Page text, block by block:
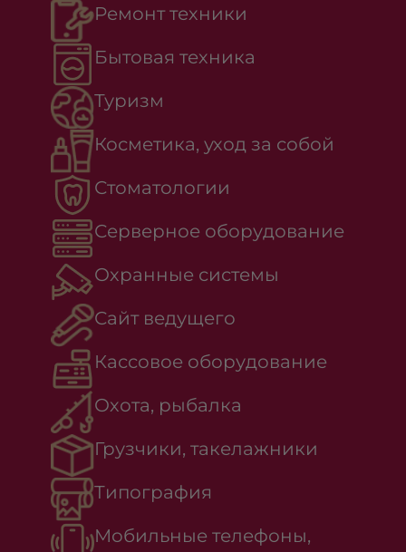
Ремонт техники
Бытовая техника
Туризм
Косметика, уход за собой
Стоматологии
Серверное оборудование
Охранные системы
Сайт ведущего
Кассовое оборудование
Охота, рыбалка
Грузчики, такелажники
Типография
Мобильные телефоны,